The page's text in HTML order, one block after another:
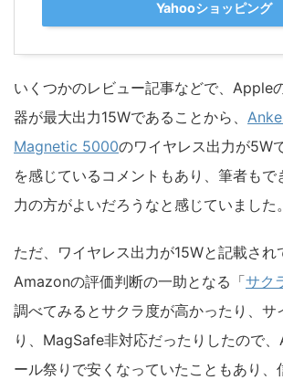
Yahooショッピング
いくつかのレビュー記事などで、Apple
器が最大出力15Wであることから、
Magnetic 5000のワイヤレス出力が5W
を感じているコメントもあり、筆者もで
力の方がよいだろうなと感じていました。
ただ、ワイヤレス出力が15Wと記載され
Amazonの評価判断の一助となる「サク
調べてみるとサクラ度が高かったり、サ
り、MagSafe非対応だったりしたので
ール祭りで安くなっていたこともあり、